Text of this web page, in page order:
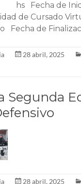
hs Fecha de
de Cursado
Fecha de
28 abril, 2025
Segunda
28 abril, 2025